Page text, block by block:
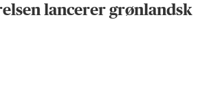
lancerer grønlandsk